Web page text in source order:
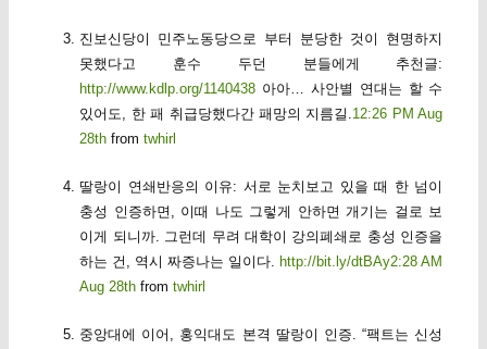
진보신당이 민주노동당으로 부터 분당한 것이 현명하지
못했다고 훈수 두던 분들에게 추천글:
http://www.kdlp.org/1140438 아아… 사안별 연대는 할 수
있어도, 한 패 취급당했다간 패망의 지름길. 12:26 PM Aug
28th fromtwhirl
딸랑이 연쇄반응의 이유: 서로 눈치보고 있을 때 한 넘이
충성 인증하면, 이때 나도 그렇게 안하면 개기는 걸로 보
이게 되니까. 그런데 무려 대학이 강의폐쇄로 충성 인증을
하는 건, 역시 짜증나는 일이다.http://bit.ly/dtBAy2:28 AM
Aug 28th fromtwhirl
중앙대에 이어, 홍익대도 본격 딸랑이 인증. “팩트는 신성